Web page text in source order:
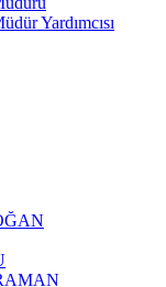
Yardımcısı